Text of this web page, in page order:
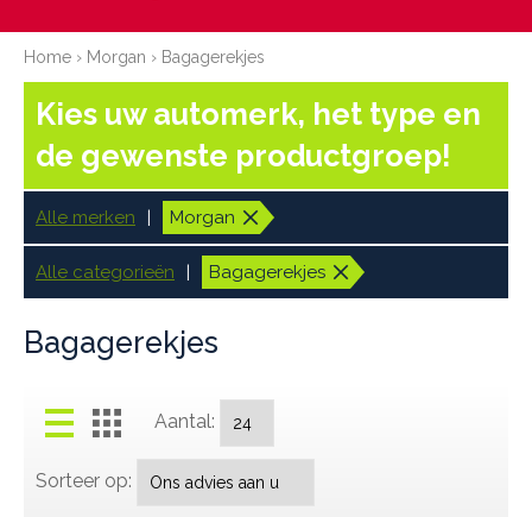
Home › Morgan › Bagagerekjes
Kies uw automerk, het type en
de gewenste productgroep!
Alle merken Morgan
Alle categorieën Bagagerekjes
Bagagerekjes
Aantal:
Sorteer op: